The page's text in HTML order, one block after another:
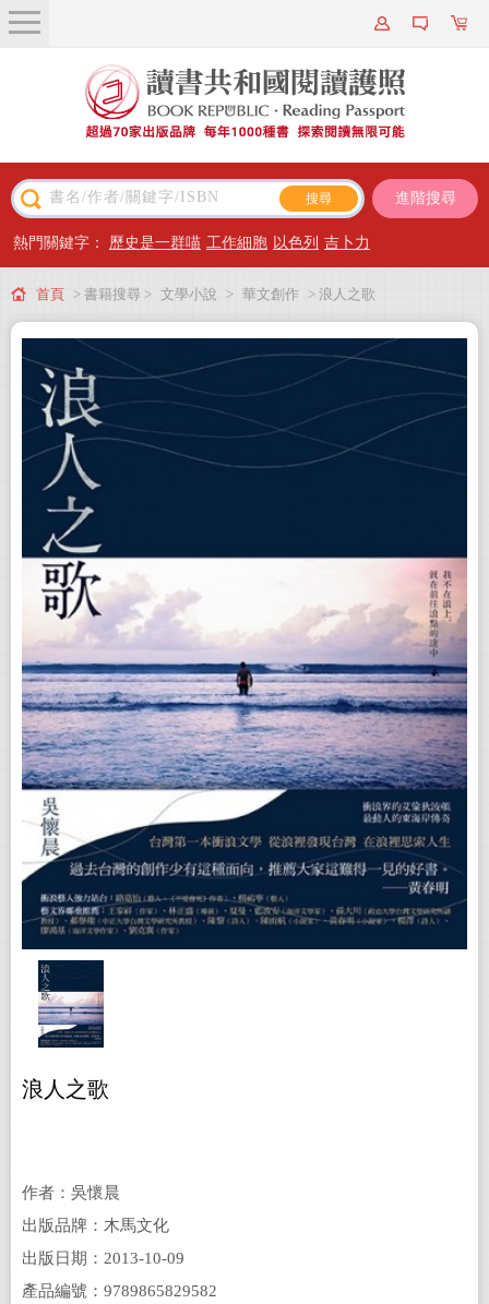
關於我們
近期新書
主題閱讀
出版專區
會員專屬
會員儲值方案
進階搜尋
熱門關鍵字： 歷史是一群喵 工作細胞 以色列 吉卜力
首頁 > 書籍搜尋 > 文學小說 > 華文創作 > 浪人之歌
浪人之歌
作者：吳懷晨
出版品牌：木馬文化
出版日期：2013-10-09
產品編號：9789865829582